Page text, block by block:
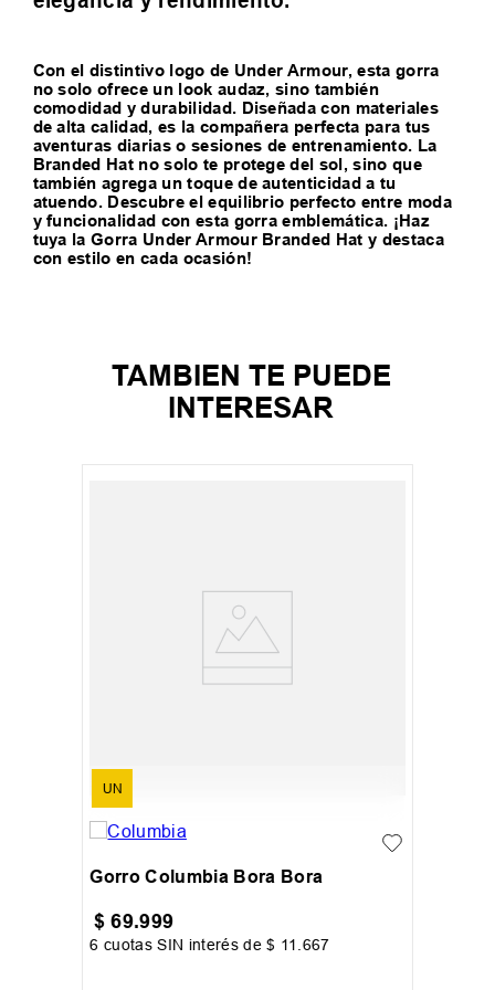
Con el distintivo logo de Under Armour, esta gorra
no solo ofrece un look audaz, sino también
comodidad y durabilidad. Diseñada con materiales
de alta calidad, es la compañera perfecta para tus
aventuras diarias o sesiones de entrenamiento. La
Branded Hat no solo te protege del sol, sino que
también agrega un toque de autenticidad a tu
atuendo. Descubre el equilibrio perfecto entre moda
y funcionalidad con esta gorra emblemática. ¡Haz
tuya la Gorra Under Armour Branded Hat y destaca
con estilo en cada ocasión!
TAMBIEN TE PUEDE
INTERESAR
UN
Gorro Columbia Bora Bora
$ 69.999
6 cuotas SIN interés de$ 11 667